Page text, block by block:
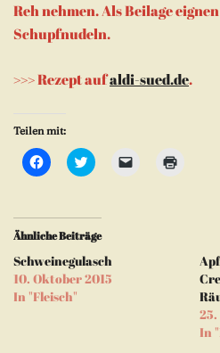
Reh nehmen. Als Beilage
Schupfnudeln.
>>> Rezept aufaldi-sued.de.
Teilen mit:
Klick,
um
teilen
(Wird
in
neuem
Fenster
geöffnet)
Klick,
um
teilen
(Wird
in
neuem
Fenster
geöffnet)
Klicken,
um
Klicken
zum
Ähnliche Beiträge
Schweinegulasch
10. Oktober 2015
In "Fleisch"
25.
In